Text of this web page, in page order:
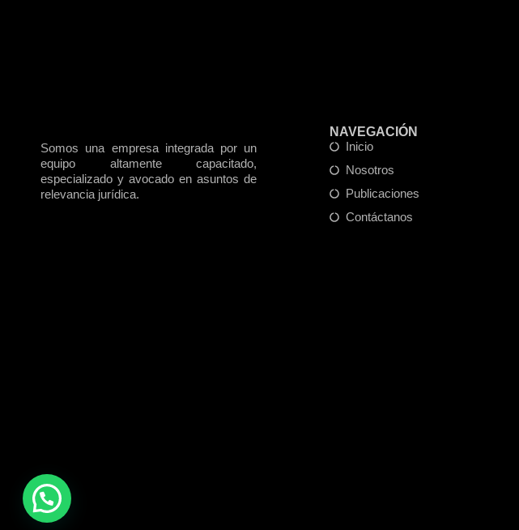
Somos una empresa integrada por un
equipo altamente capacitado,
especializado y avocado en asuntos de
relevancia jurídica.
NAVEGACIÓN
Inicio
Nosotros
Publicaciones
Contáctanos